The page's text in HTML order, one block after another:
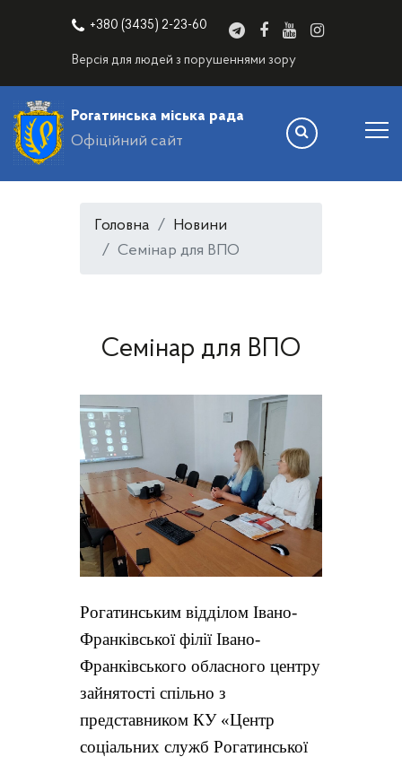
+380 (3435) 2-23-60
Версія для людей з порушеннями зору
Рогатинська міська рада
Офіційний сайт
Головна
Новини
Семінар для ВПО
Семінар для ВПО
Рогатинським відділом Івано-
Франківської філії Івано-
Франківського обласного центру
зайнятості спільно з
представником КУ «Центр
соціальних служб Рогатинської